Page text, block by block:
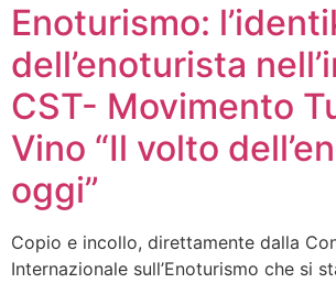
Enoturismo:
dell’enoturista
CST- Movimento
Vino “Il volto
oggi”
Copio e incollo, direttamente dalla
Internazionale sull’Enoturismo che si